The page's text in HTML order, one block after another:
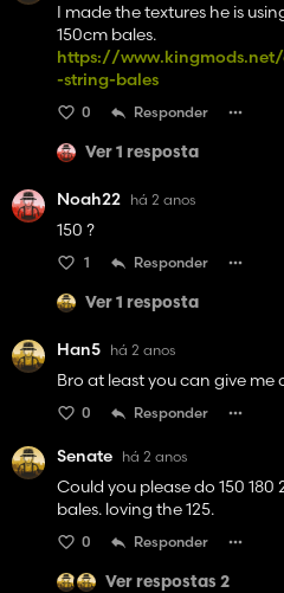
I made the textures he is
150cm bales.
https://
-string-bales
0 Responder
Ver 1 resposta
Noah22 há 2 anos
150 ?
1 Responder
Ver 1 resposta
Han5 há 2 anos
Bro at least you can give me
0 Responder
Senate há 2 anos
Could you please do 150
bales. loving the 125.
0 Responder
Ver respostas 2